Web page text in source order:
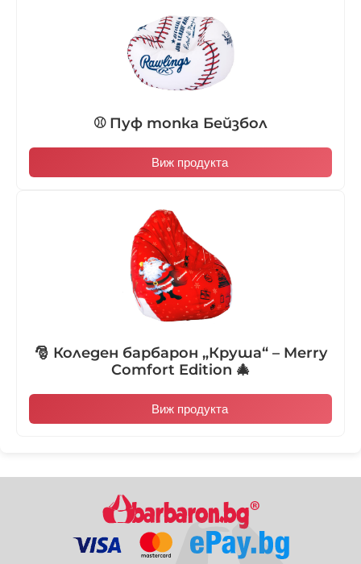
⚾ Пуф топка Бейзбол
Виж продукта
🎅 Коледен барбарон „Круша“ – Merry
Comfort Edition 🎄
Виж продукта